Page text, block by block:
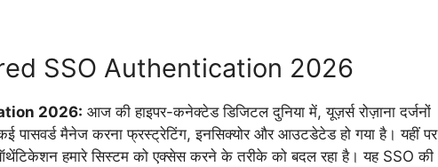
SSO Authentication 2026
2026: आज की हाइपर-कनेक्टेड डिजिटल दुनिया में, यूज़र्स रोज़ाना दर्जनों
पासवर्ड मैनेज करना फ्रस्ट्रेटिंग, इनसिक्योर और आउटडेटेड हो गया है। यहीं पर
हमारे सिस्टम को एक्सेस करने के तरीके को बदल रहा है। यह SSO की